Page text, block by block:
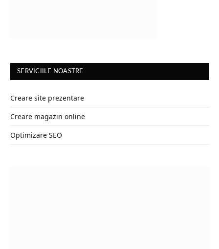
SERVICIILE NOASTRE
Creare site prezentare
Creare magazin online
Optimizare SEO